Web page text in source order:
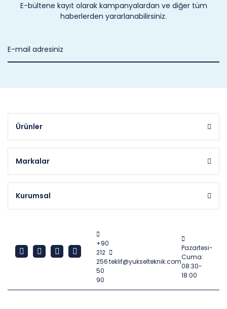
E-bültene kayıt olarak kampanyalardan ve diğer tüm
haberlerden yararlanabilirsiniz.
Ürünler
Markalar
Kurumsal
+90
212
256
50
90
teklif@yukselteknik.com
Pazartesi-
Cuma:
08:30-
18:00